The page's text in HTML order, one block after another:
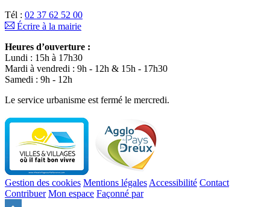
Tél : 02 37 62 52 00
Écrire à la mairie
Heures d’ouverture :
Lundi : 15h à 17h30
Mardi à vendredi : 9h - 12h & 15h - 17h30
Samedi : 9h - 12h
Le service urbanisme est fermé le mercredi.
Gestion des cookies Mentions légales Accessibilité Contact
Contribuer Mon espace Façonné par